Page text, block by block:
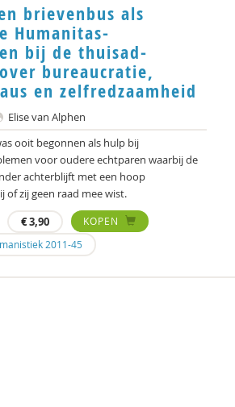
Hommen
brievenbus als
Humanitas-
bij de thuisad-
bureaucratie,
en zelfredzaamheid
Elise van Alphen
ooit begonnen als hulp bij
voor oudere echtparen waarbij de
achterblijft met een hoop
of zij geen raad mee wist.
€3,90
KOPEN
2011-45